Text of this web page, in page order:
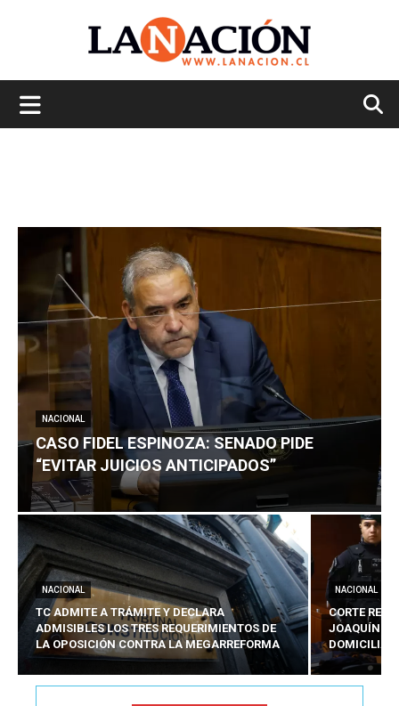
NACIONAL
CASO FIDEL ESPINOZA: SENADO PIDE
“EVITAR JUICIOS ANTICIPADOS”
NACIONAL
TC ADMITE A TRÁMITE Y DECLARA
ADMISIBLES LOS TRES REQUERIMIENTOS DE
LA OPOSICIÓN CONTRA LA MEGARREFORMA
NACIONAL
CORTE
JOAQUÍN